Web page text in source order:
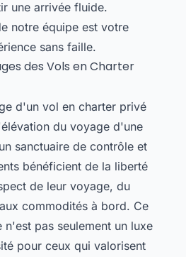
une arrivée fluide.
notre équipe est votre
sans faille.
des Vols en Charter
d'un vol en charter privé
du voyage d'une
sanctuaire de contrôle et
bénéficient de la liberté
de leur voyage, du
commodités à bord. Ce
n'est pas seulement un luxe
pour ceux qui valorisent